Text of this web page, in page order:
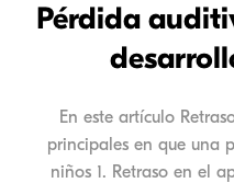
Pérdida
En este artículo
principales en que una
niños 1. Retraso en el